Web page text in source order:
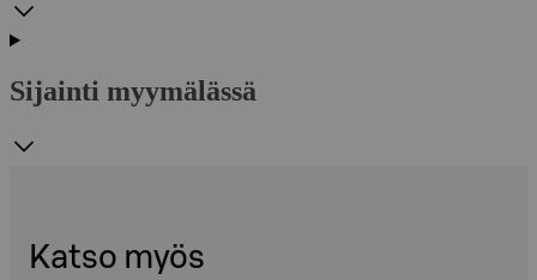
Sijainti myymälässä
Katso myös